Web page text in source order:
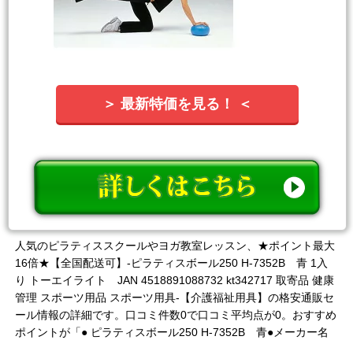
＞ 最新特価を見る！ ＜
人気のピラティススクールやヨガ教室レッスン、★ポイント最大
16倍★【全国配送可】-ピラティスボール250 H-7352B 青 1入
り トーエイライト JAN 4518891088732 kt342717 取寄品 健康
管理 スポーツ用品 スポーツ用具-【介護福祉用具】の格安通販セ
ール情報の詳細です。口コミ件数0で口コミ平均点が0。おすすめ
ポイントが「● ピラティスボール250 H-7352B 青●メーカー名